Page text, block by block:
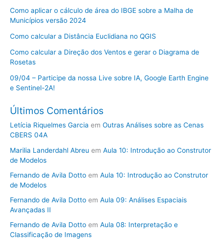
Como aplicar o cálculo de área do IBGE sobre a Malha de
Municípios versão 2024
Como calcular a Distância Euclidiana no QGIS
Como calcular a Direção dos Ventos e gerar o Diagrama de
Rosetas
09/04 – Participe da nossa Live sobre IA, Google Earth Engine
e Sentinel-2A!
Últimos Comentários
Letícia Riquelmes Garcia em Outras Análises sobre as Cenas
CBERS 04A
Marilia Landerdahl Abreu em Aula 10: Introdução ao Construtor
de Modelos
Fernando de Avila Dotto em Aula 10: Introdução ao Construtor
de Modelos
Fernando de Avila Dotto em Aula 09: Análises Espaciais
Avançadas II
Fernando de Avila Dotto em Aula 08: Interpretação e
Classificação de Imagens